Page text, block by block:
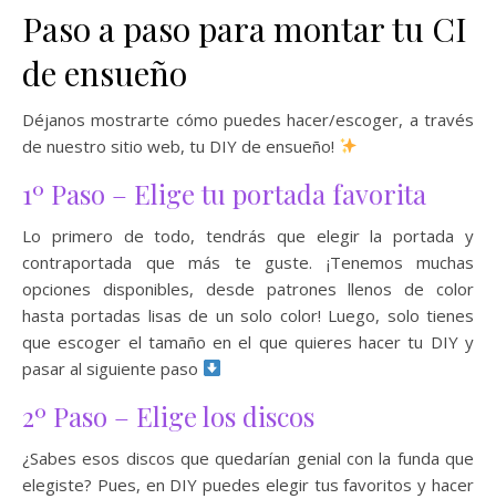
Paso a paso para montar tu CI
de ensueño
Déjanos mostrarte cómo puedes hacer/escoger, a través
de nuestro sitio web, tu DIY de ensueño!
1º Paso – Elige tu portada favorita
Lo primero de todo, tendrás que elegir la portada y
contraportada que más te guste. ¡Tenemos muchas
opciones disponibles, desde patrones llenos de color
hasta portadas lisas de un solo color! Luego, solo tienes
que escoger el tamaño en el que quieres hacer tu DIY y
pasar al siguiente paso
2º Paso – Elige los discos
¿Sabes esos discos que quedarían genial con la funda que
elegiste? Pues, en DIY puedes elegir tus favoritos y hacer